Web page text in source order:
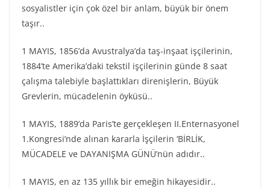
sosyalistler için çok özel bir anlam, büyük bir önem
taşır..
1 MAYIS, 1856’da Avustralya’da taş-inşaat işçilerinin,
1884’te Amerika’daki tekstil işçilerinin günde 8 saat
çalışma talebiyle başlattıkları direnişlerin, Büyük
Grevlerin, mücadelenin öyküsü..
1 MAYIS, 1889’da Paris’te gerçekleşen II.Enternasyonel
1.Kongresi’nde alınan kararla İşçilerin ‘BİRLİK,
MÜCADELE ve DAYANIŞMA GÜNÜ’nün adıdır..
1 MAYIS, en az 135 yıllık bir emeğin hikayesidir..